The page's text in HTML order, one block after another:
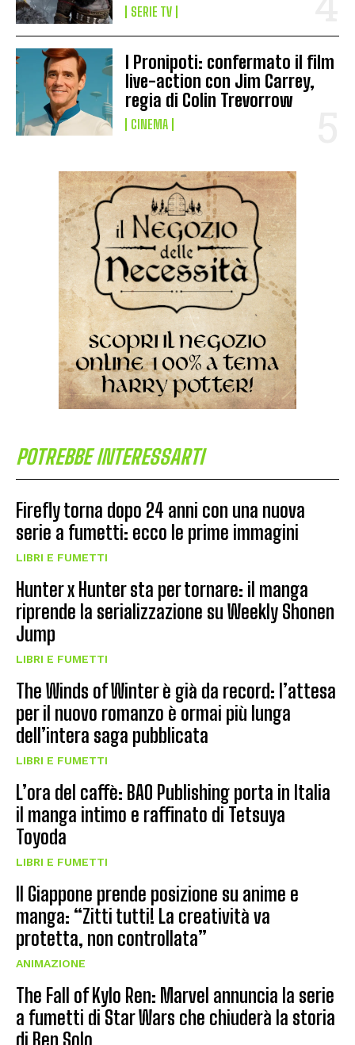
SERIE TV
I Pronipoti: confermato il film
live-action con Jim Carrey,
regia di Colin Trevorrow
CINEMA
POTREBBE INTERESSARTI
Firefly torna dopo 24 anni con una nuova
serie a fumetti: ecco le prime immagini
LIBRI E FUMETTI
Hunter x Hunter sta per tornare: il manga
riprende la serializzazione su Weekly Shonen
Jump
LIBRI E FUMETTI
The Winds of Winter è già da record: l’attesa
per il nuovo romanzo è ormai più lunga
dell’intera saga pubblicata
LIBRI E FUMETTI
L’ora del caffè: BAO Publishing porta in Italia
il manga intimo e raffinato di Tetsuya
Toyoda
LIBRI E FUMETTI
Il Giappone prende posizione su anime e
manga: “Zitti tutti! La creatività va
protetta, non controllata”
ANIMAZIONE
The Fall of Kylo Ren: Marvel annuncia la serie
a fumetti di Star Wars che chiuderà la storia
di Ben Solo